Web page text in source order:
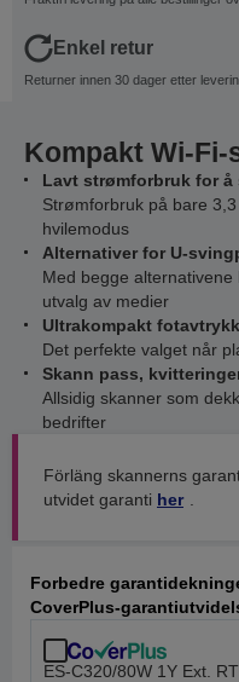
Enkel retur
Returner innen 30 dager etter
Kompakt Wi-Fi-
Lavt strømforbruk for å
Strømforbruk på bare
hvilemodus
Alternativer for U-
Med begge
utvalg av medier
Ultrakompakt
Det perfekte valget når
Skann pass,
Allsidig skanner som
bedrifter
Förläng skannerns
utvidet garanti her
Forbedre
CoverPlus-
ES-C320/80W 1Y Ext.